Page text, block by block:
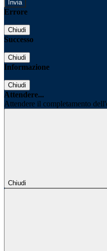
Errore
Chiudi
Successo
Chiudi
Informazione
Chiudi
Attendere...
Attendere il completamento
Chiudi